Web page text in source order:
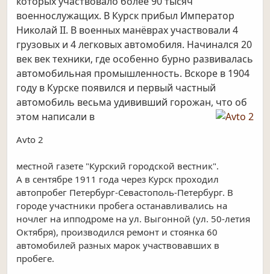
военнослужащих. В Курск прибыл Император
Николай II. В военных манёврах участвовали 4
грузовых и 4 легковых автомобиля. Начинался 20
век век техники, где особенно бурно развивалась
автомобильная промышленность. Вскоре в 1904
году в Курске появился и первый частный
автомобиль весьма удививший горожан, что об
этом написали в
Avto 2
местной газете "Курский городской вестник".
А в сентябре 1911 года через Курск проходил
автопробег Петербург-Севастополь-Петербург. В
городе участники пробега останавливались на
ночлег на ипподроме на ул. Выгонной (ул. 50-летия
Октября), производился ремонт и стоянка 60
автомобилей разных марок участвовавших в
пробеге.